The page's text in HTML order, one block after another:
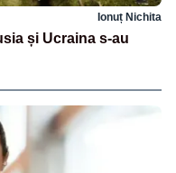
Ionuț Nichita
și Ucraina s-au